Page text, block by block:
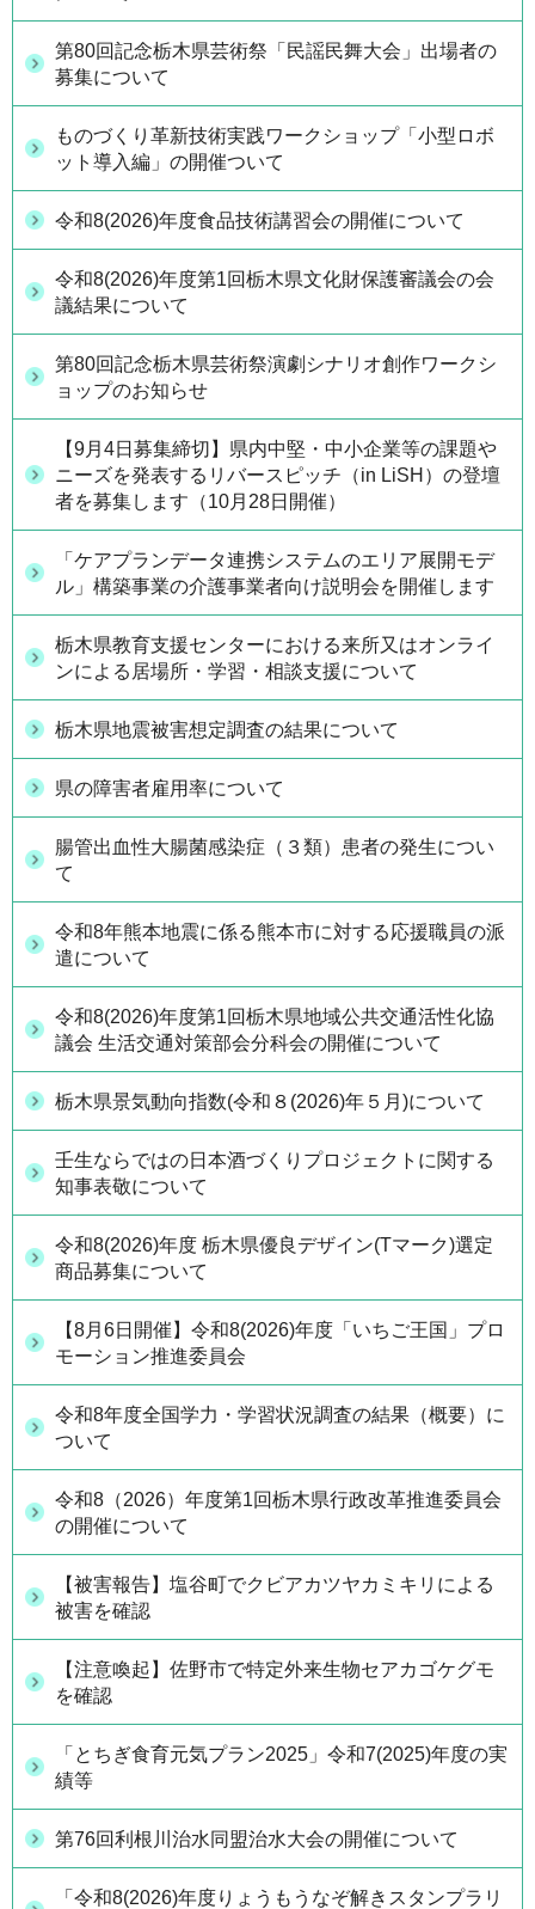
第80回記念栃木県芸術祭「民謡民舞大会」出場者の
募集について
ものづくり革新技術実践ワークショップ「小型ロボ
ット導入編」の開催ついて
令和8(2026)年度食品技術講習会の開催について
令和8(2026)年度第1回栃木県文化財保護審議会の会
議結果について
第80回記念栃木県芸術祭演劇シナリオ創作ワークシ
ョップのお知らせ
【9月4日募集締切】県内中堅・中小企業等の課題や
ニーズを発表するリバースピッチ（in LiSH）の登壇
者を募集します（10月28日開催）
「ケアプランデータ連携システムのエリア展開モデ
ル」構築事業の介護事業者向け説明会を開催します
栃木県教育支援センターにおける来所又はオンライ
ンによる居場所・学習・相談支援について
栃木県地震被害想定調査の結果について
県の障害者雇用率について
腸管出血性大腸菌感染症（３類）患者の発生につい
て
令和8年熊本地震に係る熊本市に対する応援職員の派
遣について
令和8(2026)年度第1回栃木県地域公共交通活性化協
議会 生活交通対策部会分科会の開催について
栃木県景気動向指数(令和８(2026)年５月)について
壬生ならではの日本酒づくりプロジェクトに関する
知事表敬について
令和8(2026)年度 栃木県優良デザイン(Tマーク)選定
商品募集について
【8月6日開催】令和8(2026)年度「いちご王国」プロ
モーション推進委員会
令和8年度全国学力・学習状況調査の結果（概要）に
ついて
令和8（2026）年度第1回栃木県行政改革推進委員会
の開催について
【被害報告】塩谷町でクビアカツヤカミキリによる
被害を確認
【注意喚起】佐野市で特定外来生物セアカゴケグモ
を確認
「とちぎ食育元気プラン2025」令和7(2025)年度の実
績等
第76回利根川治水同盟治水大会の開催について
「令和8(2026)年度りょうもうなぞ解きスタンプラリ